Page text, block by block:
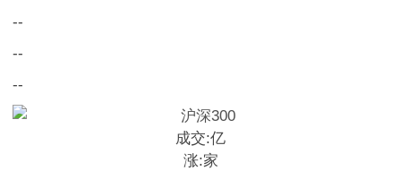
--
--
--
成交:亿
涨:家